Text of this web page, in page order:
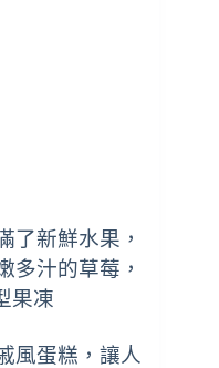
了新鮮水果，
多汁的草莓，
果凍
風蛋糕，讓人